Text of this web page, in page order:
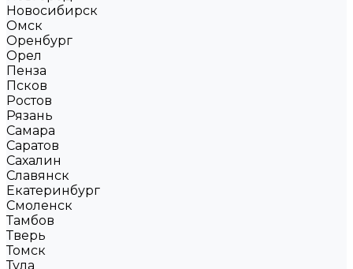
Новосибирск
Омск
Оренбург
Орел
Пенза
Псков
Ростов
Рязань
Самара
Саратов
Сахалин
Славянск
Екатеринбург
Смоленск
Тамбов
Тверь
Томск
Тула